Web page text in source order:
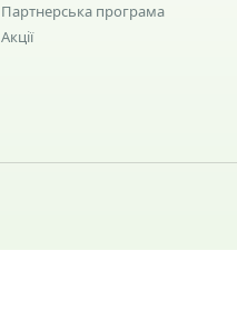
Партнерська програма
Акції